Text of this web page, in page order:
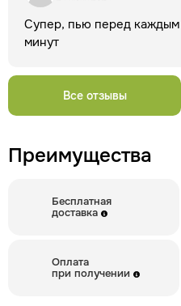
Супер, пью перед
минут
Все отзывы
Преимущества
Бесплатная
доставка
Оплата
при получении